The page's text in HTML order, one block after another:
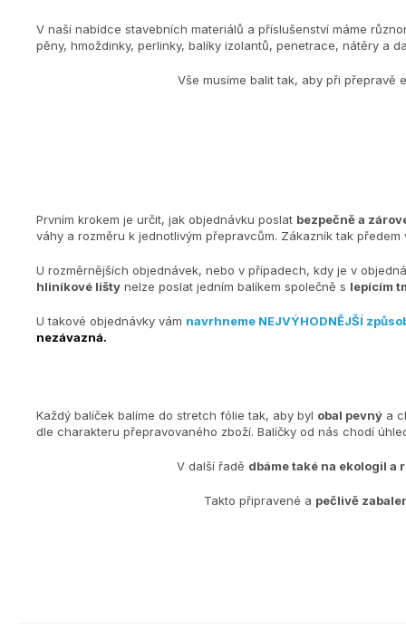
V naší nabídce stavebních materiálů a příslušenství máme
pěny, hmoždinky, perlinky, balíky izolantů, penetrace, nátěry a
Vše musíme balit tak, aby při přepravě
Prvním krokem je určit, jak objednávku poslat bezpečně a
váhy a rozměru k jednotlivým přepravcům. Zákazník tak
U rozměrnějších objednávek, nebo v případech, kdy je v
hliníkové lišty nelze poslat jedním balíkem společně s lepícím
U takové objednávky vám navrhneme NEJVÝHODNĚJŠÍ
nezávazná.
Každý balíček balíme do stretch fólie tak, aby byl obal pevný a
dle charakteru přepravovaného zboží. Balíčky od nás chodí
V další řadě dbáme také na ekologiI a
Takto připravené a pečlivě